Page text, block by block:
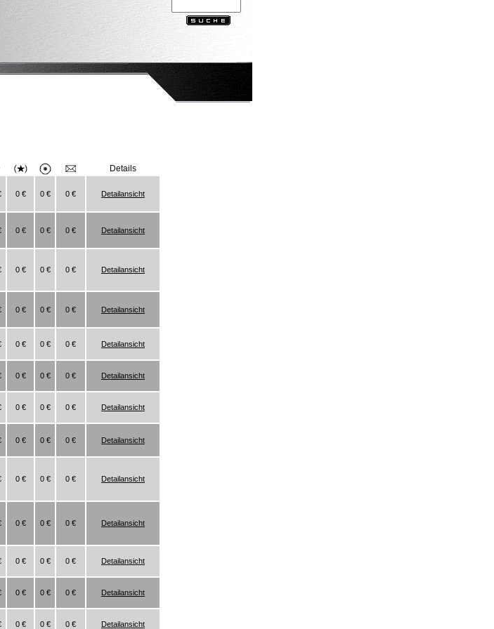
Details
0 € 0 € 0 € Detailansicht
0 € 0 € 0 € Detailansicht
0 € 0 € 0 € Detailansicht
0 € 0 € 0 € Detailansicht
0 € 0 € 0 € Detailansicht
0 € 0 € 0 € Detailansicht
0 € 0 € 0 € Detailansicht
0 € 0 € 0 € Detailansicht
0 € 0 € 0 € Detailansicht
0 € 0 € 0 € Detailansicht
0 € 0 € 0 € Detailansicht
0 € 0 € 0 € Detailansicht
0 € 0 € 0 € Detailansicht